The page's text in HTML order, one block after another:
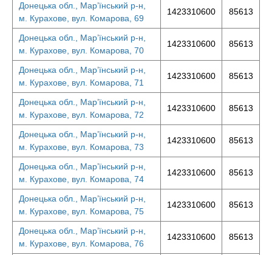
Донецька обл., Мар’їнський р-н,
м. Курахове, вул. Комарова, 69
1423310600 85613
Донецька обл., Мар’їнський р-н,
м. Курахове, вул. Комарова, 70
1423310600 85613
Донецька обл., Мар’їнський р-н,
м. Курахове, вул. Комарова, 71
1423310600 85613
Донецька обл., Мар’їнський р-н,
м. Курахове, вул. Комарова, 72
1423310600 85613
Донецька обл., Мар’їнський р-н,
м. Курахове, вул. Комарова, 73
1423310600 85613
Донецька обл., Мар’їнський р-н,
м. Курахове, вул. Комарова, 74
1423310600 85613
Донецька обл., Мар’їнський р-н,
м. Курахове, вул. Комарова, 75
1423310600 85613
Донецька обл., Мар’їнський р-н,
м. Курахове, вул. Комарова, 76
1423310600 85613